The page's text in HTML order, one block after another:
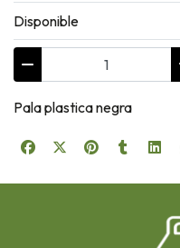
Disponible
Pala plastica negra